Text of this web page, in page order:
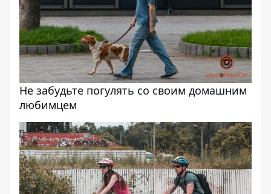
Не забудьте погулять со своим домашним
любимцем